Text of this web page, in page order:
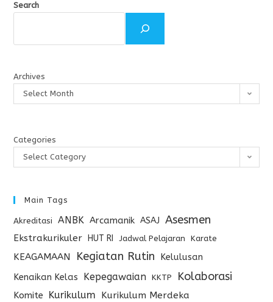
Search
Archives
Select Month
Categories
Select Category
Main Tags
Akreditasi ANBK Arcamanik ASAJ Asesmen
Ekstrakurikuler HUT RI Jadwal Pelajaran Karate
KEAGAMAAN Kegiatan Rutin
Kelulusan
Kenaikan Kelas
Kepegawaian KKTP Kolaborasi
Komite Kurikulum Kurikulum Merdeka